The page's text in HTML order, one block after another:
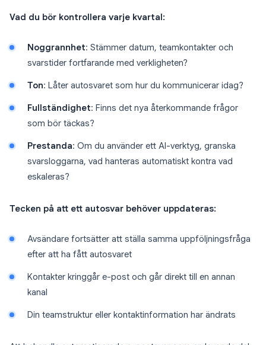
Vad du bör kontrollera varje kvartal:
Noggrannhet: Stämmer datum, teamkontakter och
svarstider fortfarande med verkligheten?
Ton: Låter autosvaret som hur du kommunicerar idag?
Fullständighet: Finns det nya återkommande frågor
som bör täckas?
Prestanda: Om du använder ett AI-verktyg, granska
svarsloggarna, vad hanteras automatiskt kontra vad
eskaleras?
Tecken på att ett autosvar behöver uppdateras:
Avsändare fortsätter att ställa samma uppföljningsfråga
efter att ha fått autosvaret
Kontakter kringgår e-post och går direkt till en annan
kanal
Din teamstruktur eller kontaktinformation har ändrats